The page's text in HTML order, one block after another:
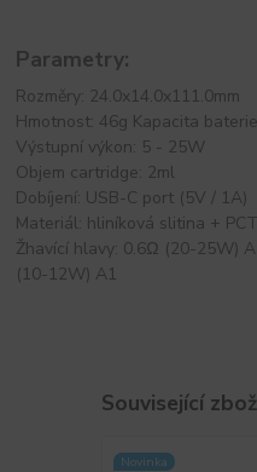
Parametry:
Rozměry: 24.0x14.0x111.0mm
Hmotnost: 46g Kapacita
Výstupní výkon: 5 - 25W
Objem cartridge: 2ml
Dobíjení: USB-C port (5V / 1A)
Materiál: hliníková slitina +
Žhavící hlavy: 0.6Ω (20-25W)
(10-12W) A1
Související
Novinka